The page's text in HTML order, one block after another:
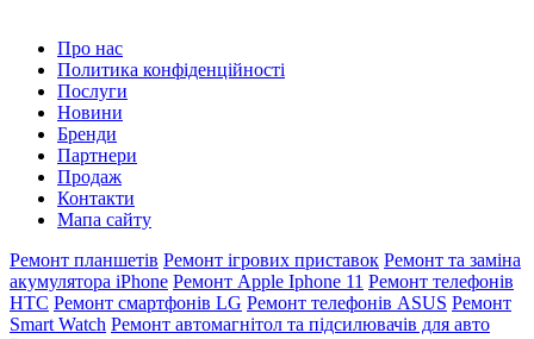
Про нас
Политика конфіденційності
Послуги
Новини
Бренди
Партнери
Продаж
Контакти
Мапа сайту
Ремонт планшетів Ремонт ігрових приставок Ремонт та заміна
акумулятора iPhone Ремонт Apple Iphone 11 Ремонт телефонів
HTC Ремонт смартфонів LG Ремонт телефонів ASUS Ремонт
Smart Watch Ремонт автомагнітол та підсилювачів для авто